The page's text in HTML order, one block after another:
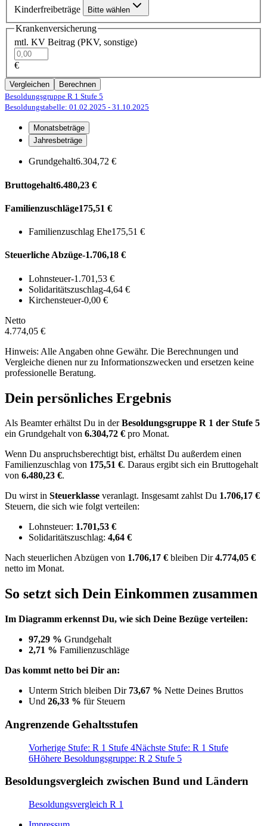
Kinderfreibeträge Bitte wählen
Krankenversicherung
mtl. KV Beitrag (PKV, sonstige)
€
Vergleichen
Berechnen
Besoldungsgruppe R 1 Stufe 5
Besoldungstabelle: 01.02.2025 - 31.10.2025
Monatsbeträge
Jahresbeträge
Grundgehalt6.304,72 €
Bruttogehalt6.480,23 €
Familienzuschläge175,51 €
Familienzuschlag Ehe175,51 €
Steuerliche Abzüge-1.706,18 €
Lohnsteuer-1.701,53 €
Solidaritätszuschlag-4,64 €
Kirchensteuer-0,00 €
Netto
4.774,05 €
Hinweis: Alle Angaben ohne Gewähr. Die Berechnungen und
Vergleiche dienen nur zu Informationszwecken und ersetzen keine
professionelle Beratung.
Dein persönliches Ergebnis
Als Beamter erhältst Du in derBesoldungsgruppe R 1 der Stufe 5
ein Grundgehalt von 6.304,72 € pro Monat.
Wenn Du anspruchsberechtigt bist, erhältst Du außerdem einen
Familienzuschlag von 175,51 €. Daraus ergibt sich ein Bruttogehalt
von 6.480,23 €.
Du wirst in Steuerklasse veranlagt. Insgesamt zahlst Du 1.706,17 €
Steuern, die sich wie folgt verteilen:
Lohnsteuer: 1.701,53 €
Solidaritätszuschlag: 4,64 €
Nach steuerlichen Abzügen von 1.706,17 € bleiben Dir4.774,05 €
netto im Monat.
So setzt sich Dein Einkommen zusammen
Im Diagramm erkennst Du, wie sich Deine Bezüge verteilen:
97,29 % Grundgehalt
2,71 % Familienzuschläge
Das kommt netto bei Dir an:
Unterm Strich bleiben Dir 73,67 % Nette Deines Bruttos
Und 26,33 % für Steuern
Angrenzende Gehaltsstufen
Vorherige Stufe: R 1 Stufe 4Nächste Stufe: R 1 Stufe
6Höhere Besoldungsgruppe: R 2 Stufe 5
Besoldungsvergleich zwischen Bund und Ländern
Besoldungsvergleich R 1